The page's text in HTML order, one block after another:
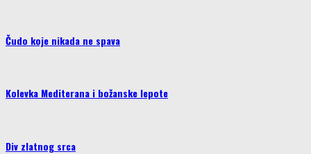
Čudo koje nikada ne spava
Kolevka Mediterana i božanske lepote
Div zlatnog srca